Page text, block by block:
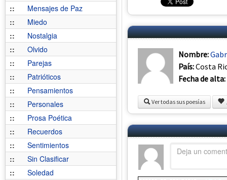
::
Mensajes de Paz
::
Miedo
::
Nostalgia
::
Olvido
::
Parejas
::
Patrióticos
::
Pensamientos
::
Personales
::
Prosa Poética
::
Recuerdos
::
Sentimientos
::
Sin Clasificar
::
Soledad
Nombre:
País:Costa
Fecha de alta:
Ver todas sus poesías